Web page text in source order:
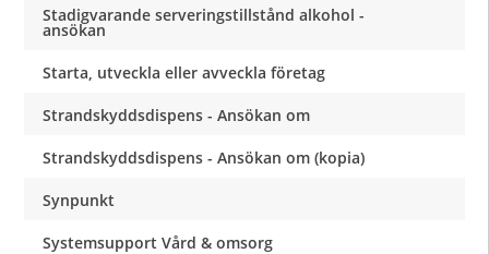
Stadigvarande serveringstillstånd alkohol -
ansökan
Starta, utveckla eller avveckla företag
Strandskyddsdispens - Ansökan om
Strandskyddsdispens - Ansökan om (kopia)
Synpunkt
Systemsupport Vård & omsorg